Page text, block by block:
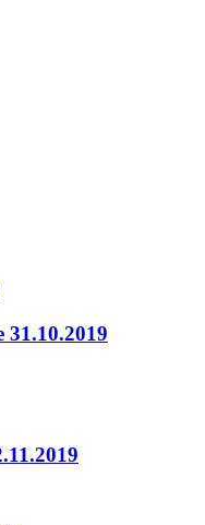
31.10.2019